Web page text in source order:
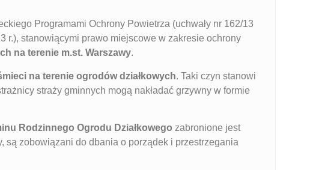
Programami Ochrony Powietrza (uchwały nr 162/13
r.), stanowiącymi prawo miejscowe w zakresie ochrony
na terenie m.st. Warszawy.
na terenie ogrodów działkowych. Taki czyn stanowi
straży gminnych mogą nakładać grzywny w formie
Rodzinnego Ogrodu Działkowego zabronione jest
są zobowiązani do dbania o porządek i przestrzegania